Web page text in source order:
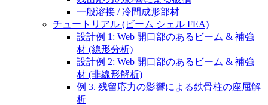
一般溶接 / 冷間成形部材
チュートリアル (ビーム シェル FEA)
設計例 1: Web 開口部のあるビーム & 補強
材 (線形分析)
設計例 2: Web 開口部のあるビーム & 補強
材 (非線形解析)
例 3. 残留応力の影響による鉄骨柱の座屈解
析